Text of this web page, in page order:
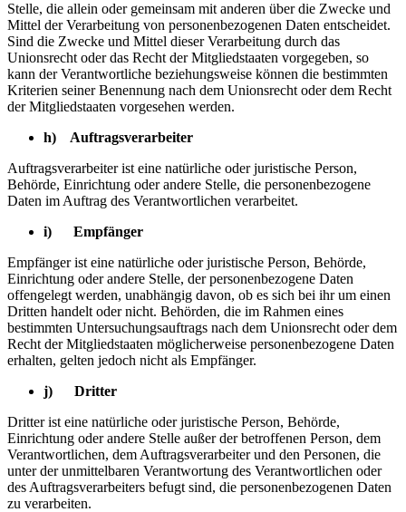
Stelle, die allein oder gemeinsam mit anderen über die Zwecke und
Mittel der Verarbeitung von personenbezogenen Daten entscheidet.
Sind die Zwecke und Mittel dieser Verarbeitung durch das
Unionsrecht oder das Recht der Mitgliedstaaten vorgegeben, so
kann der Verantwortliche beziehungsweise können die bestimmten
Kriterien seiner Benennung nach dem Unionsrecht oder dem Recht
der Mitgliedstaaten vorgesehen werden.
h) Auftragsverarbeiter
Auftragsverarbeiter ist eine natürliche oder juristische Person,
Behörde, Einrichtung oder andere Stelle, die personenbezogene
Daten im Auftrag des Verantwortlichen verarbeitet.
i) Empfänger
Empfänger ist eine natürliche oder juristische Person, Behörde,
Einrichtung oder andere Stelle, der personenbezogene Daten
offengelegt werden, unabhängig davon, ob es sich bei ihr um einen
Dritten handelt oder nicht. Behörden, die im Rahmen eines
bestimmten Untersuchungsauftrags nach dem Unionsrecht oder dem
Recht der Mitgliedstaaten möglicherweise personenbezogene Daten
erhalten, gelten jedoch nicht als Empfänger.
j) Dritter
Dritter ist eine natürliche oder juristische Person, Behörde,
Einrichtung oder andere Stelle außer der betroffenen Person, dem
Verantwortlichen, dem Auftragsverarbeiter und den Personen, die
unter der unmittelbaren Verantwortung des Verantwortlichen oder
des Auftragsverarbeiters befugt sind, die personenbezogenen Daten
zu verarbeiten.